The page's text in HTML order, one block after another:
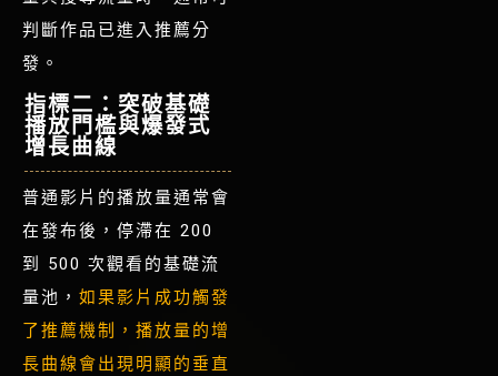
判斷作品已進入推薦分
發 。
指標二：突破基礎
播放門檻與爆發式
增長曲線
普通影片的播放量通常會
在發布後，停滯在 200
到 500 次觀看的基礎流
量池， 如果影片成功觸發
了推薦機制，播放量的增
長曲線會出現明顯的垂直